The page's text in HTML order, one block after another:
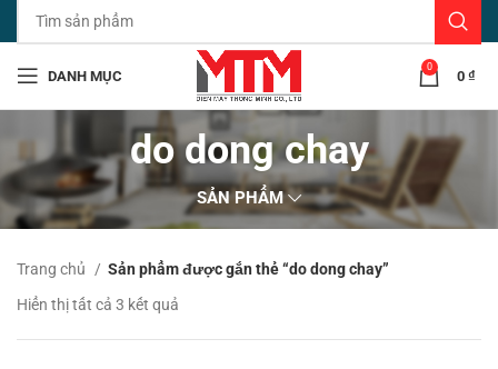
DANH MỤC
0
0 ₫
do dong chay
SẢN PHẨM
Trang chủ
Sản phẩm được gắn thẻ “do dong chay”
Hiển thị tất cả 3 kết quả